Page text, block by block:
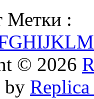
Метки :
GHIJKLM
© 2026
by Replica